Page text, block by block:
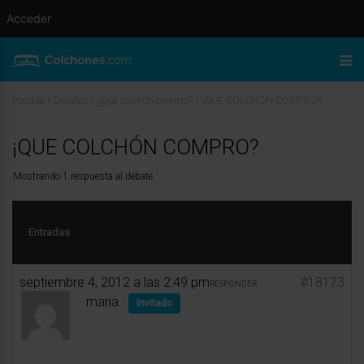
¡QUE COLCHÓN COMPRO?
Mostrando 1 respuesta al debate
Entradas
septiembre 4, 2012 a las 2:49 pm #18173
RESPONDER
maria Invitado
Acceder